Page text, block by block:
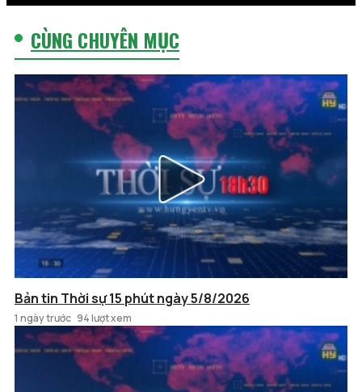
CÙNG CHUYÊN MỤC
Bản tin Thời sự 15 phút ngày 5/8/2026
1 ngày trước 94 lượt xem